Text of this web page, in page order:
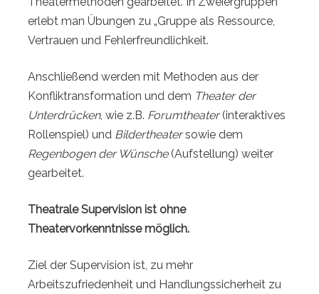
erlebt man Übungen zu „Gruppe als Ressource,
Vertrauen und Fehlerfreundlichkeit.
Anschließend werden mit Methoden aus der
Konfliktransformation und dem Theater der
Unterdrücken, wie z.B. Forumtheater(interaktives
Rollenspiel) und Bildertheatersowie dem
Regenbogen der Wünsche(Aufstellung) weiter
gearbeitet.
Theatrale Supervision ist ohne
Theatervorkenntnisse möglich.
Ziel der Supervision ist, zu mehr
Arbeitszufriedenheit und Handlungssicherheit zu